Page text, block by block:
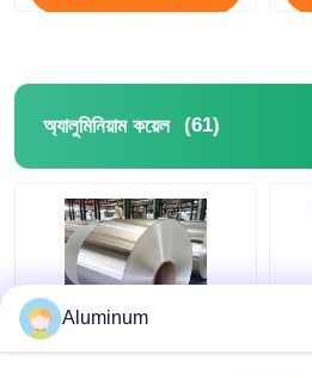
অ্যালুমিনিয়াম কয়েল (61)
Aluminum